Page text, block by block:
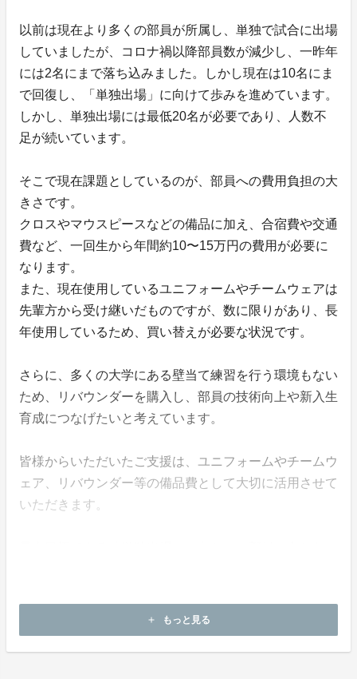
以前は現在より多くの部員が所属し、単独で試合に出場
していましたが、コロナ禍以降部員数が減少し、一昨年
には2名にまで落ち込みました。しかし現在は10名にま
で回復し、「単独出場」に向けて歩みを進めています。
しかし、単独出場には最低20名が必要であり、人数不
足が続いています。
そこで現在課題としているのが、部員への費用負担の大
きさです。
クロスやマウスピースなどの備品に加え、合宿費や交通
費など、一回生から年間約10〜15万円の費用が必要に
なります。
また、現在使用しているユニフォームやチームウェアは
先輩方から受け継いだものですが、数に限りがあり、長
年使用しているため、買い替えが必要な状況です。
さらに、多くの大学にある壁当て練習を行う環境もない
ため、リバウンダーを購入し、部員の技術向上や新入生
育成につなげたいと考えています。
皆様からいただいたご支援は、ユニフォームやチームウ
ェア、リバウンダー等の備品費として大切に活用させて
いただきます。
add もっと見る